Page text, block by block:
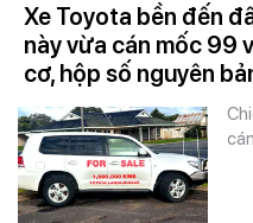
Xe Toyota bền đến
này vừa cán mốc 99
cơ, hộp số nguyên